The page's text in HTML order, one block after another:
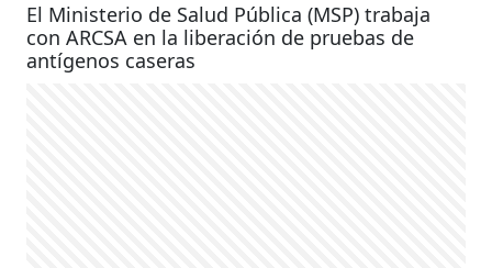
El Ministerio de Salud Pública (MSP) trabaja
con ARCSA en la liberación de pruebas de
antígenos caseras